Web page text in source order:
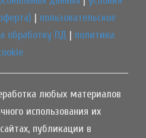
| пользовательское
обработку ПД | политика
любых материалов
использования их
публикации в